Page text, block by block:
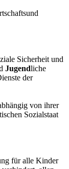
Sicherheit und
Jugendliche
der
von ihrer
Sozialstaat
für alle Kinder